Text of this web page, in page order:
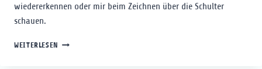
wiedererkennen oder mir beim Zeichnen über die Schulter
schauen.
WEITERLESEN SCHNELLE